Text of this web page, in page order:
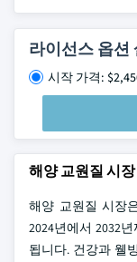
라이선스 옵션
시작 가격:
해양 교원질 시
해양 교원질 시장
2024년에서 2032
됩니다. 건강과 웰